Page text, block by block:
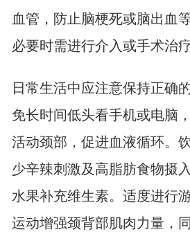
血管，防止脑梗死或脑出血
必要时需进行介入或手术治疗
日常生活中应注意保持正确
免长时间低头看手机或电脑
活动颈部，促进血液循环。
少辛辣刺激及高脂肪食物摄
水果补充维生素。适度进行
运动增强颈背部肌肉力量，